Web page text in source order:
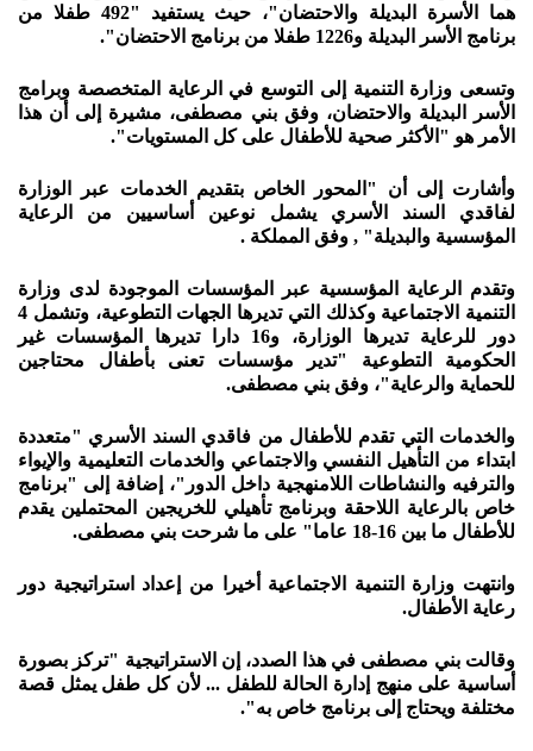
هما الأسرة البديلة والاحتضان"، حيث يستفيد "492 طفلا من
برنامج الأسر البديلة و1226 طفلا من برنامج الاحتضان".
وتسعى وزارة التنمية إلى التوسع في الرعاية المتخصصة وبرامج
الأسر البديلة والاحتضان، وفق بني مصطفى، مشيرة إلى أن هذا
الأمر هو "الأكثر صحية للأطفال على كل المستويات".
وأشارت إلى أن "المحور الخاص بتقديم الخدمات عبر الوزارة
لفاقدي السند الأسري يشمل نوعين أساسيين من الرعاية
المؤسسية والبديلة" , وفق المملكة .
وتقدم الرعاية المؤسسية عبر المؤسسات الموجودة لدى وزارة
التنمية الاجتماعية وكذلك التي تديرها الجهات التطوعية، وتشمل 4
دور للرعاية تديرها الوزارة، و16 دارا تديرها المؤسسات غير
الحكومية التطوعية "تدير مؤسسات تعنى بأطفال محتاجين
للحماية والرعاية"، وفق بني مصطفى.
والخدمات التي تقدم للأطفال من فاقدي السند الأسري "متعددة
ابتداء من التأهيل النفسي والاجتماعي والخدمات التعليمية والإيواء
والترفيه والنشاطات اللامنهجية داخل الدور"، إضافة إلى "برنامج
خاص بالرعاية اللاحقة وبرنامج تأهيلي للخريجين المحتملين يقدم
للأطفال ما بين 16-18 عاما" على ما شرحت بني مصطفى.
وانتهت وزارة التنمية الاجتماعية أخيرا من إعداد استراتيجية دور
رعاية الأطفال.
وقالت بني مصطفى في هذا الصدد، إن الاستراتيجية "تركز بصورة
أساسية على منهج إدارة الحالة للطفل ... لأن كل طفل يمثل قصة
مختلفة ويحتاج إلى برنامج خاص به".